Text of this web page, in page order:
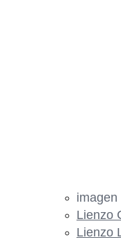
imagen
Lienzo
Lienzo